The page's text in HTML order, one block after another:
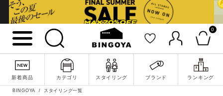
0
新着商品 カテゴリ スタイリング ブランド ランキング
詳細検索
BINGOYA スタイリング一覧